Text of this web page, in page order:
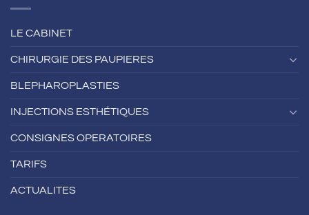
LE CABINET
CHIRURGIE DES PAUPIERES
BLEPHAROPLASTIES
INJECTIONS ESTHÉTIQUES
CONSIGNES OPERATOIRES
TARIFS
ACTUALITES